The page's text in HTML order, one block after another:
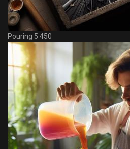
Pouring 5 450